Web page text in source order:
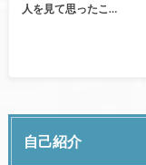
人を見て思ったこ…
自己紹介